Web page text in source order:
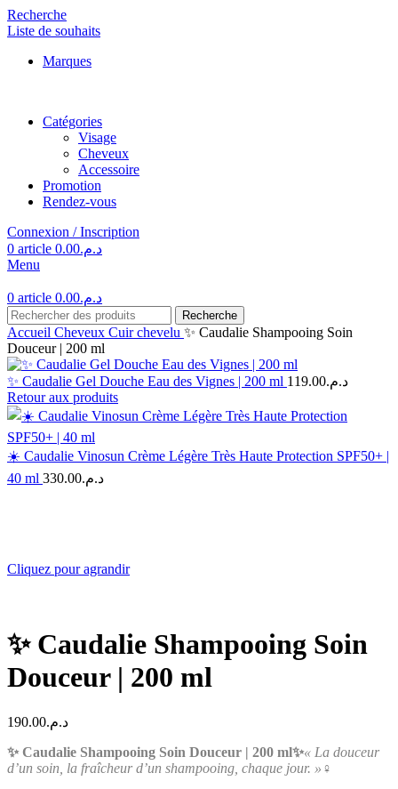
Recherche
Liste de souhaits
Marques
Catégories
Visage
Cheveux
Accessoire
Promotion
Rendez-vous
Connexion / Inscription
0 article د.م.0.00
Menu
0 article د.م.0.00
Recherche
Accueil Cheveux Cuir chevelu ✨ Caudalie Shampooing Soin
Douceur | 200 ml
✨ Caudalie Gel Douche Eau des Vignes | 200 ml د.م.119.00
Retour aux produits
☀️ Caudalie Vinosun Crème Légère Très Haute Protection SPF50+ |
40 ml
د.م.330.00
Cliquez pour agrandir
✨ Caudalie Shampooing Soin
Douceur | 200 ml
د.م.190.00
✨ Caudalie Shampooing Soin Douceur | 200 ml✨« La douceur
d’un soin, la fraîcheur d’un shampooing, chaque jour. » ‍♀️